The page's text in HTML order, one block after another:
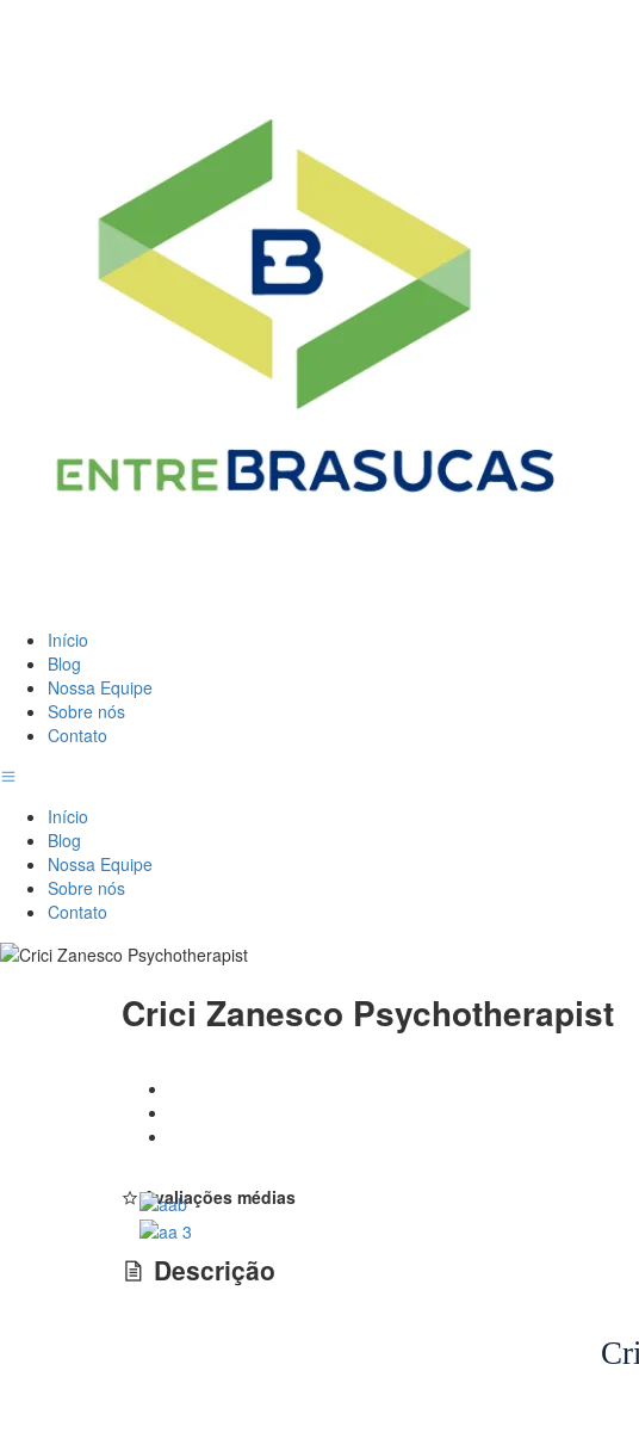
Início
Blog
Nossa Equipe
Sobre nós
Contato
Início
Blog
Nossa Equipe
Sobre nós
Contato
Crici Zanesco Psychotherapist
Avaliações médias
Descrição